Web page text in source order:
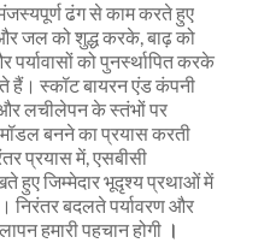
ढंग से काम करते हुए
जल को शुद्ध करके, बाढ़ को
को पुनर्स्थापित करके
हैं। स्कॉट बायरन एंड कंपनी
और लचीलेपन के स्तंभों पर
बनने का प्रयास करती
प्रयास में, एसबीसी
हुए जिम्मेदार भूदृश्य प्रथाओं में
निरंतर बदलते पर्यावरण और
हमारी पहचान होगी ।